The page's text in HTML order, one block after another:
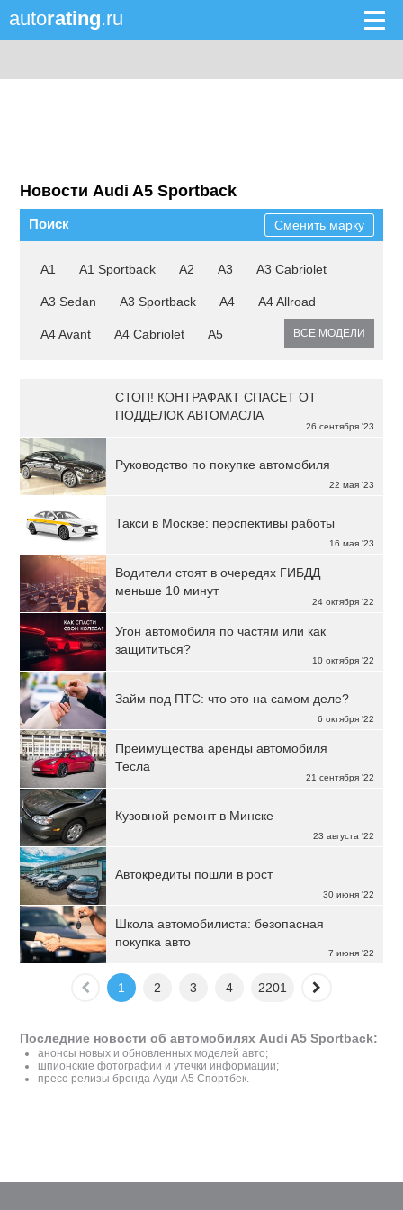
autorating.ru
Новости Audi A5 Sportback
Поиск Сменить марку
A1 A1 Sportback A2 A3 A3 Cabriolet
A3 Sedan A3 Sportback A4 A4 Allroad
A4 Avant A4 Cabriolet A5 ВСЕ МОДЕЛИ
26 сентября '23
СТОП! КОНТРАФАКТ СПАСЕТ ОТ
ПОДДЕЛОК АВТОМАСЛА
22 мая '23
Руководство по покупке автомобиля
16 мая '23
Такси в Москве: перспективы работы
24 октября '22
Водители стоят в очередях ГИБДД
меньше 10 минут
10 октября '22
Угон автомобиля по частям или как
защититься?
6 октября '22
Займ под ПТС: что это на самом деле?
21 сентября '22
Преимущества аренды автомобиля
Тесла
23 августа '22
Кузовной ремонт в Минске
30 июня '22
Автокредиты пошли в рост
7 июня '22
Школа автомобилиста: безопасная
покупка авто
1 2 3 4 2201
Последние новости об автомобилях Audi A5 Sportback:
анонсы новых и обновленных моделей авто;
шпионские фотографии и утечки информации;
пресс-релизы бренда Ауди A5 Спортбек.